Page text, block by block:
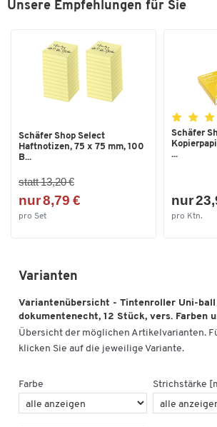
Unsere Empfehlungen für Sie
Schäfer Shop Select
Haftnotizen, 75 x 75 mm, 100
B...
statt 13,20 €
nur 8,79 €
pro Set
Schäfer
...
nur
pro Ktn.
Varianten
Variantenübersicht - Tintenroller Uni-ball
dokumentenecht, 12 Stück, vers. Farben
Übersicht der möglichen Artikelvarianten.
klicken Sie auf die jeweilige Variante.
Farbe Strichstärke
Zum Zoomen doppeltippen